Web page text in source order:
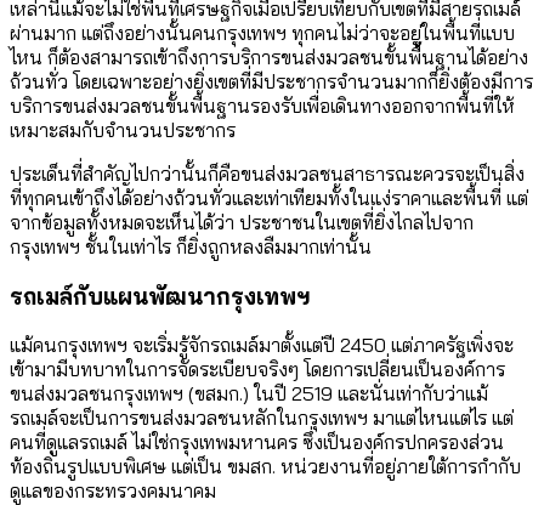
เหล่านี้แม้จะไม่ใช่พื้นที่เศรษฐกิจเมื่อเปรียบเทียบกับเขตที่มีสายรถเมล์
ผ่านมาก แต่ถึงอย่างนั้นคนกรุงเทพฯ ทุกคนไม่ว่าจะอยู่ในพื้นที่แบบ
ไหน ก็ต้องสามารถเข้าถึงการบริการขนส่งมวลชนขั้นพื้นฐานได้อย่าง
ถ้วนทั่ว โดยเฉพาะอย่างยิ่งเขตที่มีประชากรจำนวนมากก็ยิ่งต้องมีการ
บริการขนส่งมวลชนขั้นพื้นฐานรองรับเพื่อเดินทางออกจากพื้นที่ให้
เหมาะสมกับจำนวนประชากร
ประเด็นที่สำคัญไปกว่านั้นก็คือขนส่งมวลชนสาธารณะควรจะเป็นสิ่ง
ที่ทุกคนเข้าถึงได้อย่างถ้วนทั่วและเท่าเทียมทั้งในแง่ราคาและพื้นที่ แต่
จากข้อมูลทั้งหมดจะเห็นได้ว่า ประชาชนในเขตที่ยิ่งไกลไปจาก
กรุงเทพฯ ชั้นในเท่าไร ก็ยิ่งถูกหลงลืมมากเท่านั้น
รถเมล์กับแผนพัฒนากรุงเทพฯ
แม้คนกรุงเทพฯ จะเริ่มรู้จักรถเมล์มาตั้งแต่ปี 2450 แต่ภาครัฐเพิ่งจะ
เข้ามามีบทบาทในการจัดระเบียบจริงๆ โดยการเปลี่ยนเป็นองค์การ
ขนส่งมวลชนกรุงเทพฯ (ขสมก.) ในปี 2519 และนั่นเท่ากับว่าแม้
รถเมล์จะเป็นการขนส่งมวลชนหลักในกรุงเทพฯ มาแต่ไหนแต่ไร แต่
คนที่ดูแลรถเมล์ ไม่ใช่กรุงเทพมหานคร ซึ่งเป็นองค์กรปกครองส่วน
ท้องถิ่นรูปแบบพิเศษ แต่เป็น ขมสก. หน่วยงานที่อยู่ภายใต้การกำกับ
ดูแลของกระทรวงคมนาคม